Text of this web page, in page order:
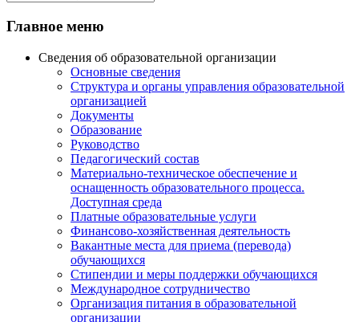
Главное меню
Сведения об образовательной организации
Основные сведения
Структура и органы управления образовательной
организацией
Документы
Образование
Руководство
Педагогический состав
Материально-техническое обеспечение и
оснащенность образовательного процесса.
Доступная среда
Платные образовательные услуги
Финансово-хозяйственная деятельность
Вакантные места для приема (перевода)
обучающихся
Стипендии и меры поддержки обучающихся
Международное сотрудничество
Организация питания в образовательной
организации